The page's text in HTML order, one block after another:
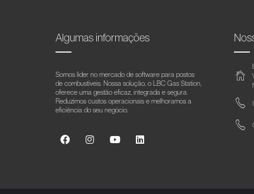
Algumas informações
Somos líder no mercado de software para postos
de combustíveis. Nossa solução, o LBC Gas Station,
oferece uma gestão eficaz, integrada e segura.
Reduzimos custos operacionais e melhoramos a
eficiência do seu negócio.